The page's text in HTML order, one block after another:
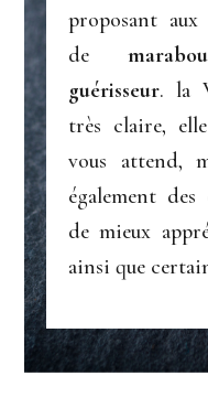
proposant aux
de
guérisseur. la
très claire,
vous attend,
également des
de mieux
ainsi que